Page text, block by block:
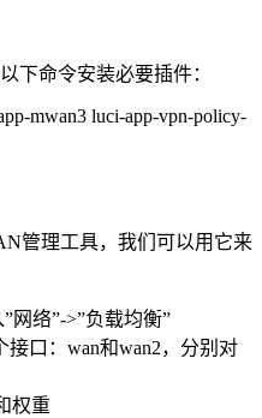
下命令安装必要插件：
mwan3 luci-app-vpn-policy-
管理工具，我们可以用它来
网络”->”负载均衡”
接口：wan和wan2，分别对
权重